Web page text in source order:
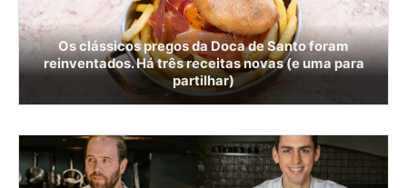
Os clássicos pregos da Doca de Santo foram
reinventados. Há três receitas novas (e uma para
partilhar)